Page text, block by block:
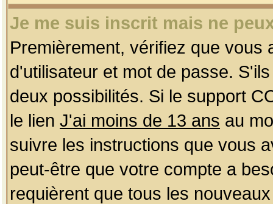
Je me suis inscrit mais ne
Premièrement, vérifiez que
d'utilisateur et mot de passe.
deux possibilités. Si le support
le lien J'ai moins de 13 ans au
suivre les instructions que vous
peut-être que votre compte a
requièrent que tous les